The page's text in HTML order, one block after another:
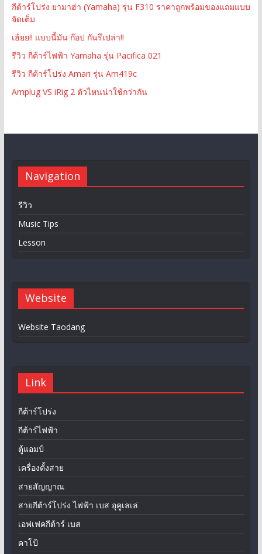
กีต้าร์โปร่ง ยามาฮ่า (Yamaha) รุ่น F310 ราคาถูกพร้อมของแถมแบบ
จัดเต็ม
เฮ้ยย!! แบบนี้มัน ก๊อป กันรึเปล่า!!
รีวิว กีต้าร์ไฟฟ้า Yamaha รุ่น Pacifica 021
รีวิว กีต้าร์โปร่ง Amari รุ่น Am419c
Amplug VS iRig 2 ตัวไหนน่าใช้กว่ากัน
Navigation
รีวิว
Music Tips
Lesson
Website
Website Taodang
Link
กีต้าร์โปร่ง
กีต้าร์ไฟฟ้า
ตู้แอมป์
เครื่องตั้งสาย
สายสัญญาณ
สายกีต้าร์โปร่ง ไฟฟ้า เบส อุคูเลเล่
เอฟเฟคกีต้าร์ เบส
คาโป้